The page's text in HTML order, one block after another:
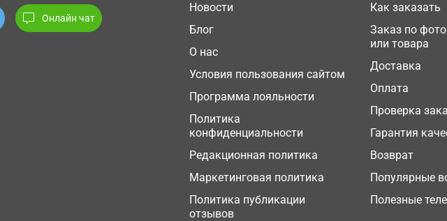
Онлайн чат
Новости
Блог
О нас
Условия пользования сайтом
Программа лояльности
Политика
конфиденциальности
Редакционная политика
Маркетинговая политика
Политика публикации
отзывов
Как заказать
Заказ по
или товара
Доставка
Оплата
Проверка
Гарантия
Возврат
Популярные
Полезные